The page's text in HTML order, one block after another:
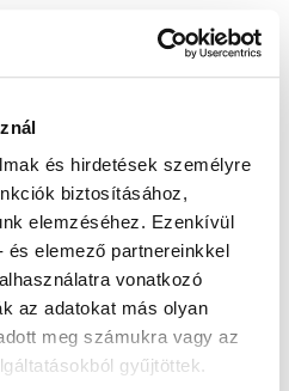
és hirdetések személyre
biztosításához,
elemzéséhez. Ezenkívül
és elemező partnereinkkel
vonatkozó
az adatokat más olyan
meg számukra vagy az
gyűjtöttek.